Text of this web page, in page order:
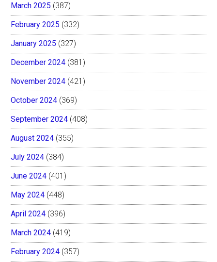
March 2025 (387)
February 2025 (332)
January 2025 (327)
December 2024 (381)
November 2024 (421)
October 2024 (369)
September 2024 (408)
August 2024 (355)
July 2024 (384)
June 2024 (401)
May 2024 (448)
April 2024 (396)
March 2024 (419)
February 2024 (357)